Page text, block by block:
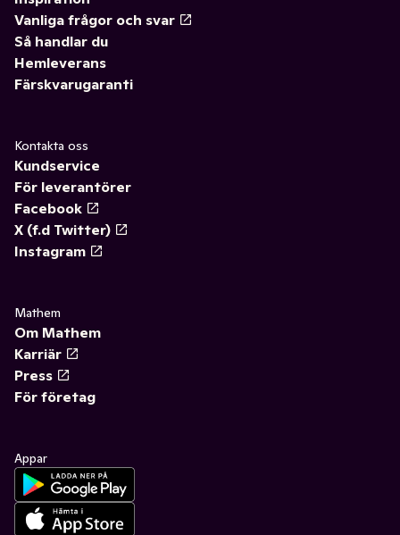
Vanliga frågor och svar
Så handlar du
Hemleverans
Färskvarugaranti
Kontakta oss
Kundservice
För leverantörer
Facebook
X (f.d Twitter)
Instagram
Mathem
Om Mathem
Karriär
Press
För företag
Appar